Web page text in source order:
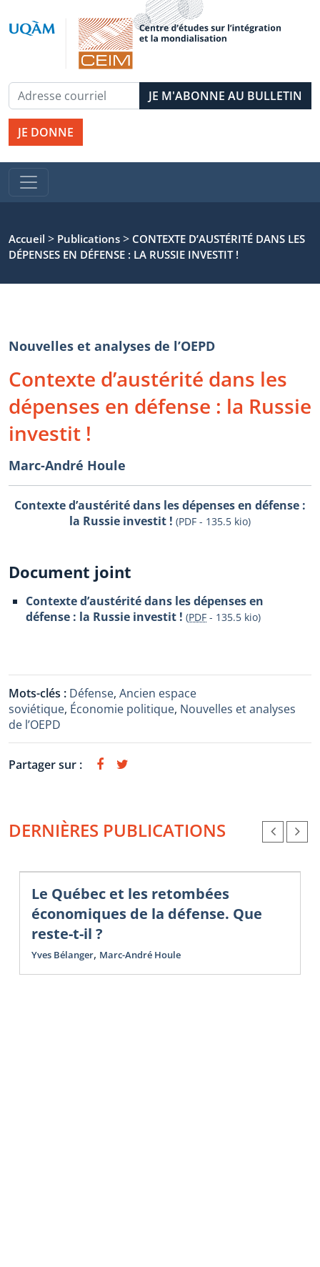
JE DONNE
Accueil > Publications > CONTEXTE D’AUSTÉRITÉ DANS LES
DÉPENSES EN DÉFENSE : LA RUSSIE INVESTIT !
Nouvelles et analyses de l’OEPD
Contexte d’austérité dans les
dépenses en défense : la Russie
investit !
Marc-André Houle
Contexte d’austérité dans les dépenses en défense :
la Russie investit ! (PDF - 135.5 kio)
Document joint
Contexte d’austérité dans les dépenses en
défense : la Russie investit ! (PDF - 135.5 kio)
Mots-clés : Défense, Ancien espace
soviétique, Économie politique, Nouvelles et analyses
de l’OEPD
Partager sur :
DERNIÈRES PUBLICATIONS
Le Québec et les retombées
économiques de la défense. Que
reste-t-il ?
Yves Bélanger, Marc-André Houle